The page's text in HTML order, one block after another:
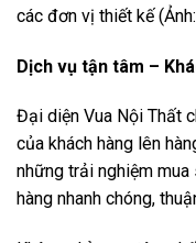
các đơn vị thiết kế
Dịch vụ tận tâm –
Đại diện Vua Nội Thất
của khách hàng lên
những trải nghiệm
hàng nhanh chóng,